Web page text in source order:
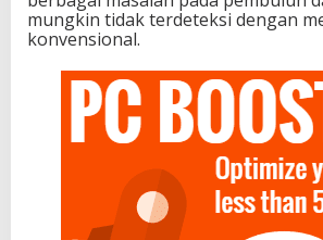
mungkin tidak terdeteksi dengan
konvensional.